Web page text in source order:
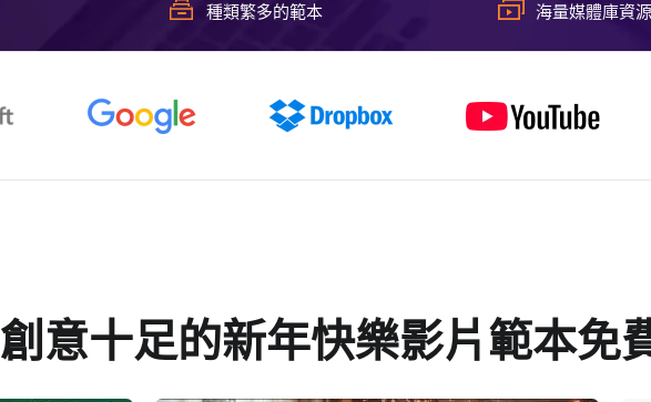
種類繁多的範本 海量媒體庫資源
創意十足的新年快樂影片範本免